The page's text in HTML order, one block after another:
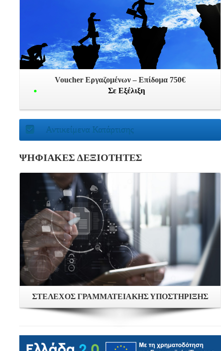
Voucher Εργαζομένων – Επίδομα 750€
Σε Εξέλιξη
Αντικείμενα Κατάρτισης
ΨΗΦΙΑΚΕΣ ΔΕΞΙΟΤΗΤΕΣ
ΣΤΕΛΕΧΟΣ ΓΡΑΜΜΑΤΕΙΑΚΗΣ ΥΠΟΣΤΗΡΙΞΗΣ